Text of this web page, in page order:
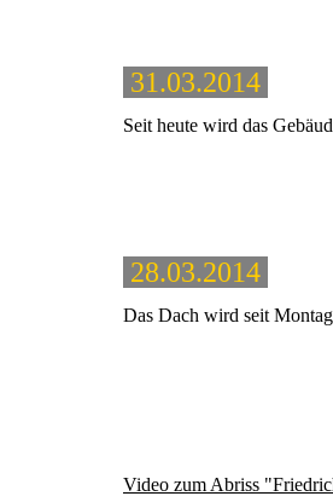
31.03.2014
Seit heute wird das
28.03.2014
Das Dach wird seit
Video zum Abriss